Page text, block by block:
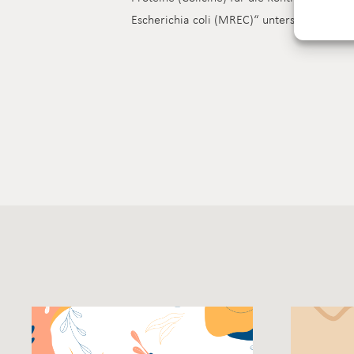
Escherichia coli (MREC)“ unterstützt.